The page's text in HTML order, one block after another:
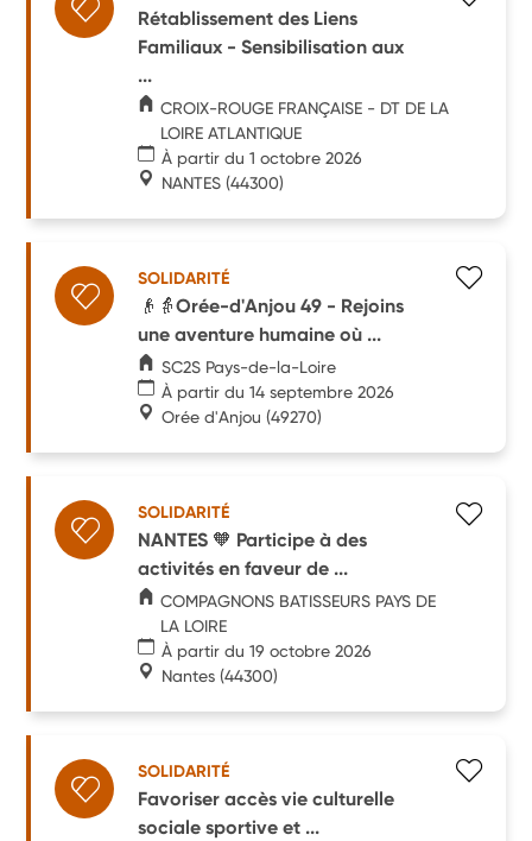
Rétablissement des Liens
Familiaux - Sensibilisation aux
...
CROIX-ROUGE FRANÇAISE - DT DE LA
LOIRE ATLANTIQUE
À partir du 1 octobre 2026
NANTES (44300)
SOLIDARITÉ
👴👵Orée-d'Anjou 49 - Rejoins
une aventure humaine où ...
SC2S Pays-de-la-Loire
À partir du 14 septembre 2026
Orée d'Anjou (49270)
SOLIDARITÉ
NANTES 🧡 Participe à des
activités en faveur de ...
COMPAGNONS BATISSEURS PAYS DE
LA LOIRE
À partir du 19 octobre 2026
Nantes (44300)
SOLIDARITÉ
Favoriser accès vie culturelle
sociale sportive et ...